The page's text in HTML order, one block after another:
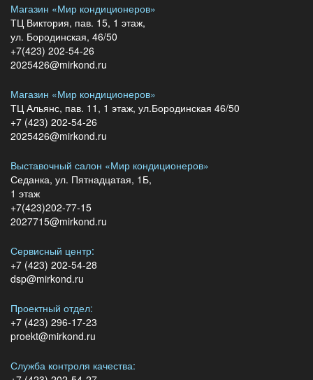
Магазин «Мир кондиционеров»
ТЦ Виктория, пав. 15, 1 этаж,
ул. Бородинская, 46/50
+7(423) 202-54-26
2025426@mirkond.ru
Магазин «Мир кондиционеров»
ТЦ Альянс, пав. 11, 1 этаж, ул.Бородинская 46/50
+7 (423) 202-54-26
2025426@mirkond.ru
Выставочный салон «Мир кондиционеров»
Седанка, ул. Пятнадцатая, 1Б,
1 этаж
+7(423)202-77-15
2027715@mirkond.ru
Сервисный центр:
+7 (423) 202-54-28
dsp@mirkond.ru
Проектный отдел:
+7 (423) 296-17-23
proekt@mirkond.ru
Служба контроля качества: